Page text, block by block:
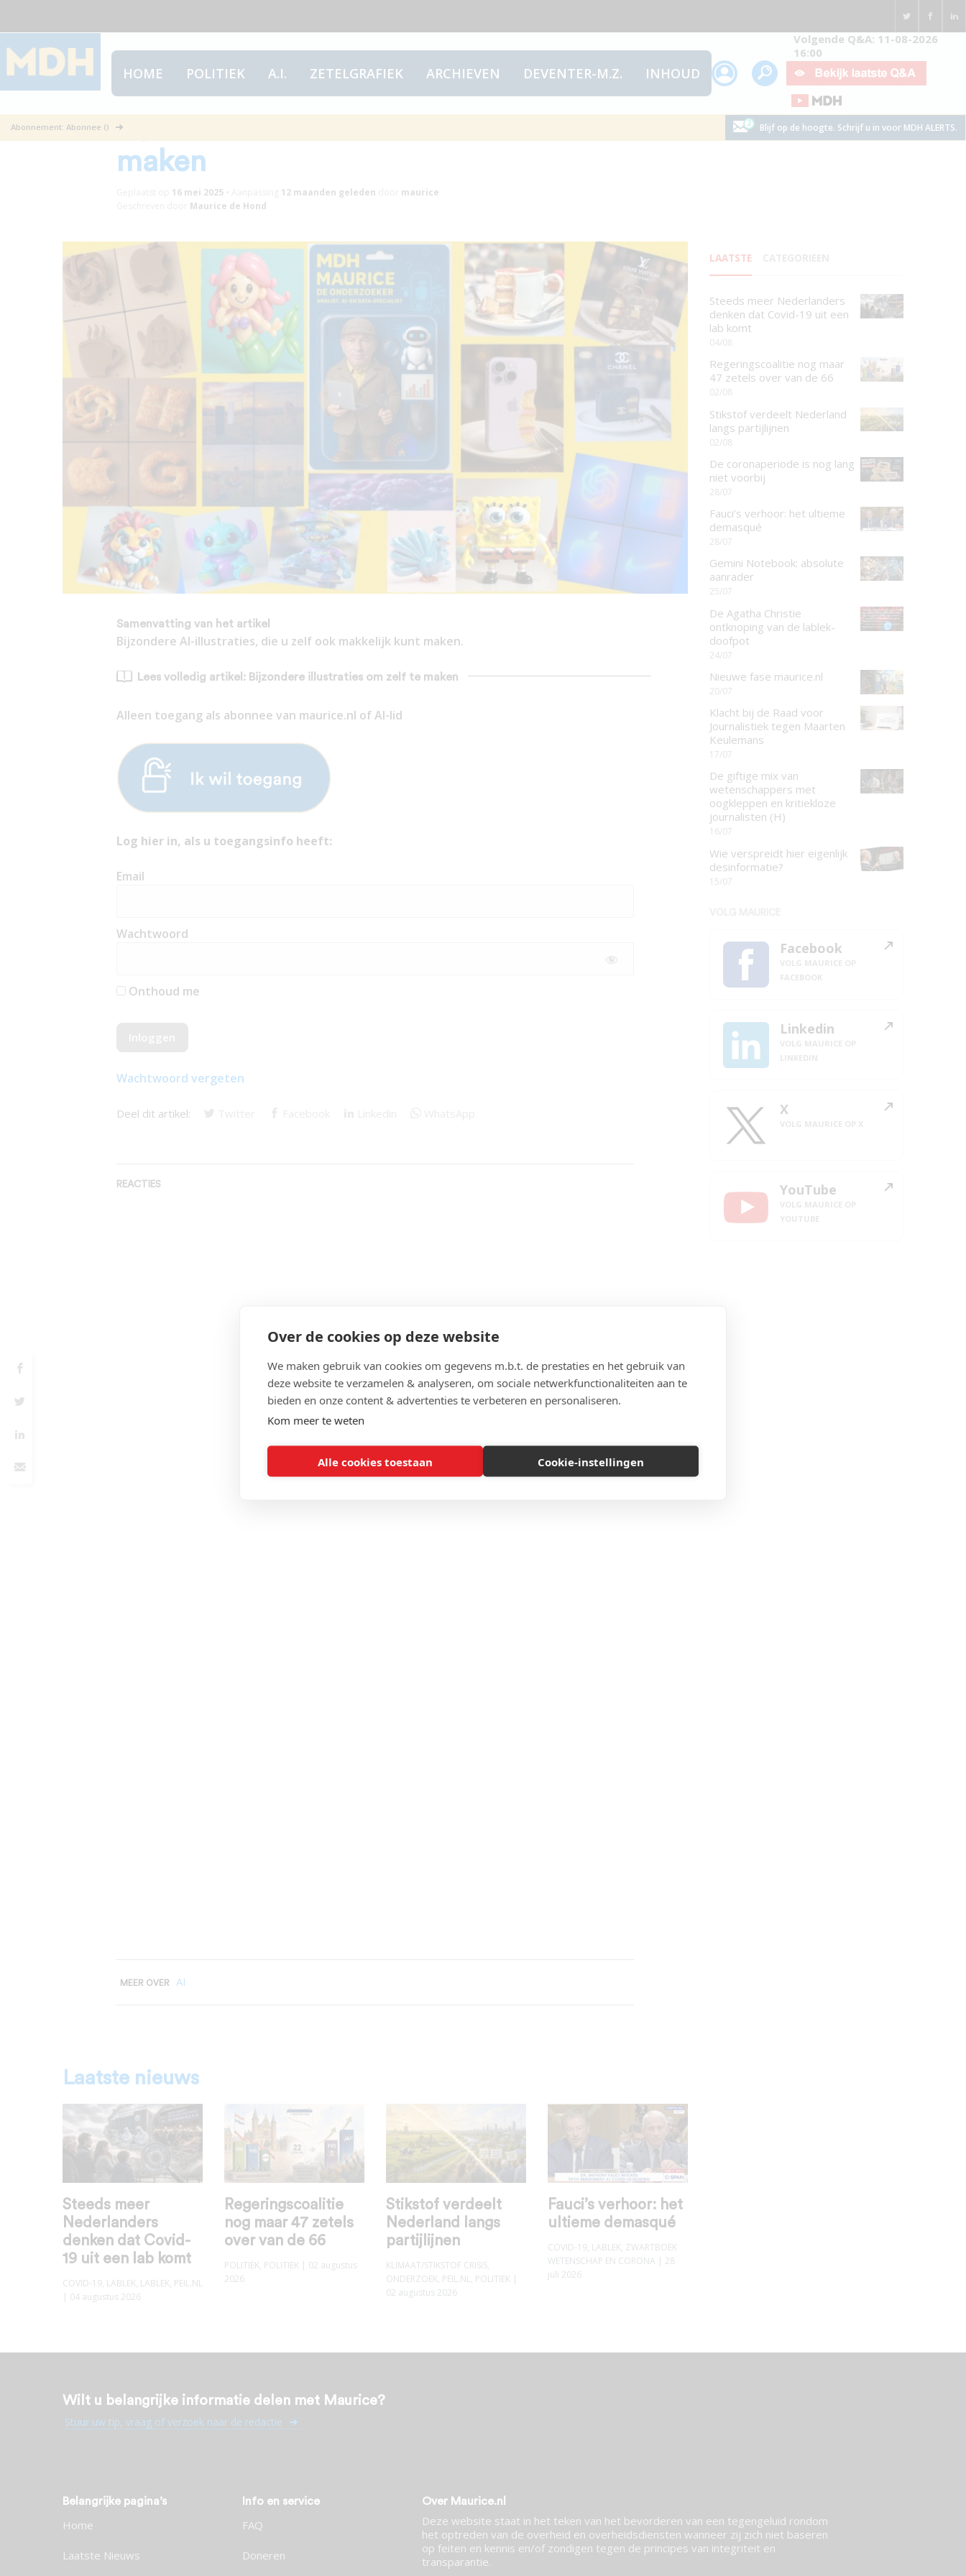
Over de cookies op deze website
We maken gebruik van cookies om gegevens m.b.t. de prestaties en het gebruik van
deze website te verzamelen & analyseren, om sociale netwerkfunctionaliteiten aan te
bieden en onze content & advertenties te verbeteren en personaliseren.
Kom meer te weten
Alle cookies toestaan Cookie-instellingen
HOME POLITIEK A.I. ZETELGRAFIEK ARCHIEVEN DEVENTER-M.Z. INHOUD
Volgende Q&A: 11-08-2026
16:00
Abonnement: Abonnee () Blijf op de hoogte. Schrijf u in voor MDH ALERTS.
Bijzondere illustraties om zelf te
maken
16 mei 2025• 12 maanden geleden
maurice
Maurice de Hond
Samenvatting van het artikel
Bijzondere AI-illustraties, die u zelf ook makkelijk kunt maken.
Lees volledig artikel: Bijzondere illustraties om zelf te maken
Alleen toegang als abonnee van maurice.nl of AI-lid
Log hier in, als u toegangsinfo heeft:
Email
Wachtwoord
Onthoud me
Wachtwoord vergeten
Deel dit artikel:
REACTIES
MEER OVER AI
Laatste nieuws
Steeds meer
Nederlanders
denken dat Covid-
19 uit een lab komt
COVID-19, LABLEK, LABLEK, PEIL.NL
| 04 augustus 2026
Regeringscoalitie
nog maar 47 zetels
over van de 66
POLITIEK, POLITIEK | 02 augustus
2026
Stikstof verdeelt
Nederland langs
partijlijnen
KLIMAAT/STIKSTOF CRISIS,
ONDERZOEK, PEIL.NL, POLITIEK |
02 augustus 2026
Fauci’s verhoor: het
ultieme demasqué
COVID-19, LABLEK, ZWARTBOEK
WETENSCHAP EN CORONA | 28
juli 2026
LAATSTE
Steeds meer Nederlanders
denken dat Covid-19 uit een
lab komt
04/08
Regeringscoalitie nog maar
47 zetels over van de 66
02/08
Stikstof verdeelt Nederland
langs partijlijnen
02/08
De coronaperiode is nog lang
niet voorbij
28/07
Fauci’s verhoor: het ultieme
demasqué
28/07
Gemini Notebook: absolute
aanrader
25/07
De Agatha Christie
ontknoping van de lablek-
doofpot
24/07
Nieuwe fase maurice.nl
20/07
Klacht bij de Raad voor
Journalistiek tegen Maarten
Keulemans
17/07
De giftige mix van
wetenschappers met
oogkleppen en kritiekloze
journalisten (H)
16/07
Wie verspreidt hier eigenlijk
desinformatie?
15/07
Facebook
Linkedin
X
YouTube
Wilt u belangrijke informatie delen met Maurice?
Stuur uw tip, vraag of verzoek naar de redactie
Belangrijke pagina’s
Home
Laatste Nieuws
Info en service
FAQ
Doneren
Over Maurice.nl
Deze website staat in het teken van het bevorderen van een tegengeluid rondom
het optreden van de overheid en overheidsdiensten wanneer zij zich niet baseren
op feiten en kennis en/of zondigen tegen de principes van integriteit en
transparantie.